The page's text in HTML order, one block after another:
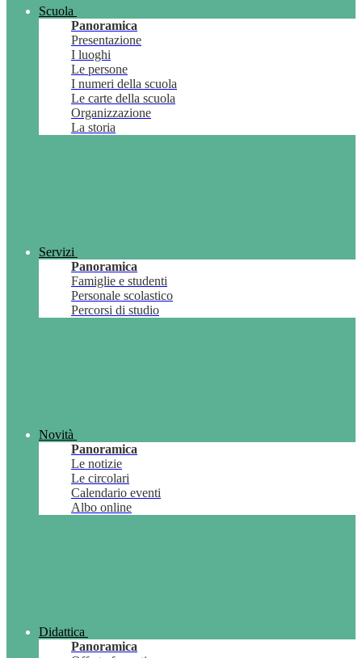
Scuola
Panoramica
Presentazione
I luoghi
Le persone
I numeri della scuola
Le carte della scuola
Organizzazione
La storia
Servizi
Panoramica
Famiglie e studenti
Personale scolastico
Percorsi di studio
Novità
Panoramica
Le notizie
Le circolari
Calendario eventi
Albo online
Didattica
Panoramica